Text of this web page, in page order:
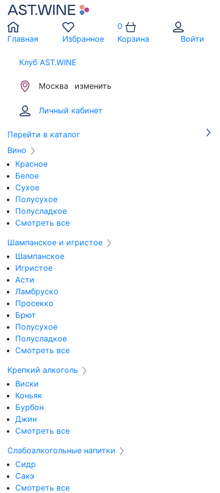
Главная Избранное
0
Корзина
Войти
Клуб AST.WINE
Москва изменить
Личный кабинет
Перейти в каталог
Вино
Красное
Белое
Сухое
Полусухое
Полусладкое
Смотреть все
Шампанское и игристое
Шампанское
Игристое
Асти
Ламбруско
Просекко
Брют
Полусухое
Полусладкое
Смотреть все
Крепкий алкоголь
Виски
Коньяк
Бурбон
Джин
Смотреть все
Слабоалкогольные напитки
Сидр
Сакэ
Смотреть все